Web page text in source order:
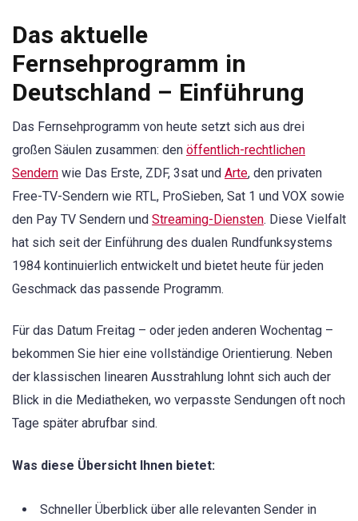
Das aktuelle
Fernsehprogramm in
Deutschland – Einführung
Das Fernsehprogramm von heute setzt sich aus drei
großen Säulen zusammen: den öffentlich-rechtlichen
Sendern wie Das Erste, ZDF, 3sat und Arte, den privaten
Free-TV-Sendern wie RTL, ProSieben, Sat 1 und VOX sowie
den Pay TV Sendern und Streaming-Diensten. Diese Vielfalt
hat sich seit der Einführung des dualen Rundfunksystems
1984 kontinuierlich entwickelt und bietet heute für jeden
Geschmack das passende Programm.
Für das Datum Freitag – oder jeden anderen Wochentag –
bekommen Sie hier eine vollständige Orientierung. Neben
der klassischen linearen Ausstrahlung lohnt sich auch der
Blick in die Mediatheken, wo verpasste Sendungen oft noch
Tage später abrufbar sind.
Was diese Übersicht Ihnen bietet:
Schneller Überblick über alle relevanten Sender in